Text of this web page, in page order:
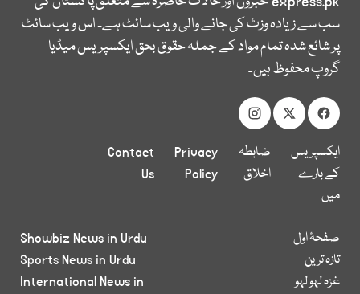
سب سے زیادہ وزٹ کی جانے والی ویب سائٹ ہے۔ اس ویب سائٹ
پر شائع شدہ تمام مواد کے جملہ حقوق بحق ایکسپریس میڈیا
گروپ محفوظ ہیں۔
ایکسپریس
کے بارے
میں
ضابطہ
اخلاق
Privacy
Policy
Contact
Us
صفحۂ اول
تازہ ترین
غزہ لہو لہو
Showbiz News in Urdu
Sports News in Urdu
International News in